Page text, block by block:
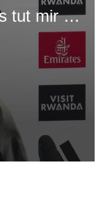
00:43 | Meisterschaft? "Es tut mir leid, das zu sagen"